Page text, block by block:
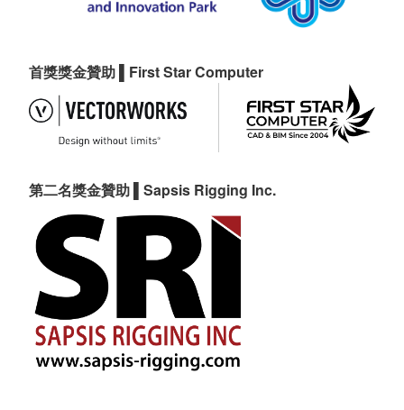
首獎獎金贊助 ▌First Star Computer
第二名獎金贊助 ▌Sapsis Rigging Inc.